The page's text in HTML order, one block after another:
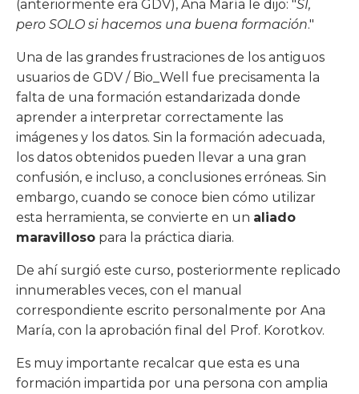
(anteriormente era GDV), Ana María le dijo: "SI,
pero SOLO si hacemos una buena formación."
Una de las grandes frustraciones de los antiguos
usuarios de GDV / Bio_Well fue precisamenta la
falta de una formación estandarizada donde
aprender a interpretar correctamente las
imágenes y los datos. Sin la formación adecuada,
los datos obtenidos pueden llevar a una gran
confusión, e incluso, a conclusiones erróneas. Sin
embargo, cuando se conoce bien cómo utilizar
esta herramienta, se convierte en un aliado
maravilloso para la práctica diaria.
De ahí surgió este curso, posteriormente replicado
innumerables veces, con el manual
correspondiente escrito personalmente por Ana
María, con la aprobación final del Prof. Korotkov.
Es muy importante recalcar que esta es una
formación impartida por una persona con amplia